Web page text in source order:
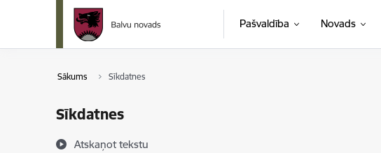
Pāriet uz lapas saturu
Pašvaldība Novads
Sākums Sīkdatnes
Sīkdatnes
Atskaņot tekstu